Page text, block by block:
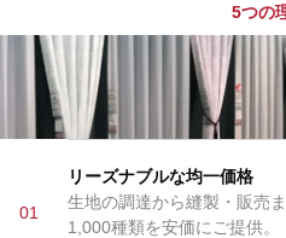
5つの
01
リーズナブルな均一価格
生地の調達から縫製・販売
1,000種類を安価にご提供。